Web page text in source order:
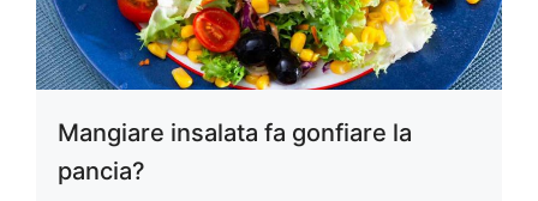
Mangiare insalata fa gonfiare la
pancia?